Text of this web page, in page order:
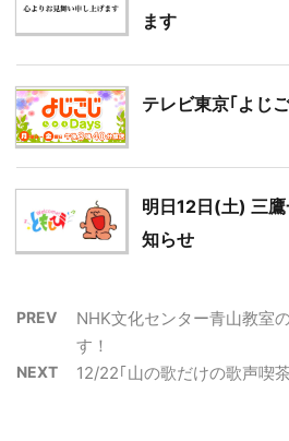
ます
テレビ東京｢よじ
明日12日(土) 三
知らせ
PREV
NHK文化センター青山教室
す！
NEXT 12/22｢山の歌だけの歌声喫